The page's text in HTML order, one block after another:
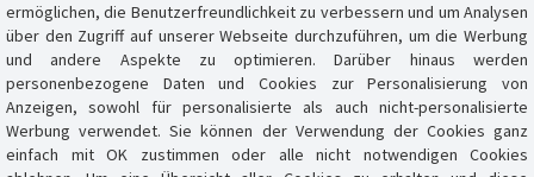
ermöglichen, die Benutzerfreundlichkeit zu verbessern und um Analysen
über den Zugriff auf unserer Webseite durchzuführen, um die Werbung
und andere Aspekte zu optimieren. Darüber hinaus werden
personenbezogene Daten und Cookies zur Personalisierung von
Anzeigen, sowohl für personalisierte als auch nicht-personalisierte
Werbung verwendet. Sie können der Verwendung der Cookies ganz
einfach mit OK zustimmen oder alle nicht notwendigen Cookies